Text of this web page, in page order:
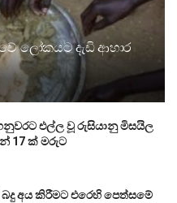
ලෝකයට දැඩි ආහාර
එල්ල වූ රුසියානු මිසයිල
17 ක් මරුට
අය කිරීමට එරෙහි පෙත්සමේ